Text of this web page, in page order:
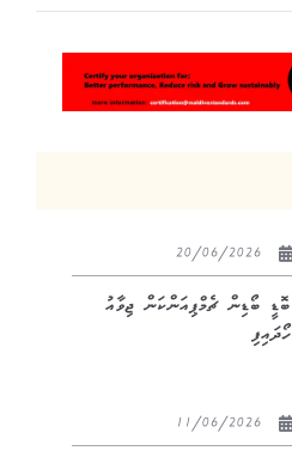
ބޮޑީ ބޯޑިން ޗެމްޕިއަންކަން ޖިވާއު
ހޯދައިފި